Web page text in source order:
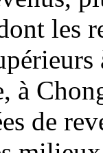
les
à
de